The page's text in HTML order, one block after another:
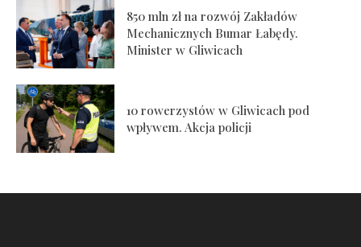
850 mln zł na rozwój Zakładów
Mechanicznych Bumar Łabędy.
Minister w Gliwicach
10 rowerzystów w Gliwicach pod
wpływem. Akcja policji